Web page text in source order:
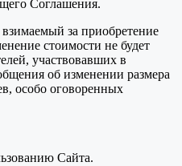
Соглашения.
за приобретение
стоимости не будет
участвовавших в
об изменении размера
особо оговоренных
Сайта.